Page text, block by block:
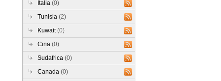
Italia(0)
Tunisia(2)
Kuwait(0)
Cina(0)
Sudafrica(0)
Canada(0)